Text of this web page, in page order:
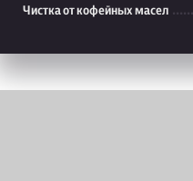
Чистка от кофейных масел